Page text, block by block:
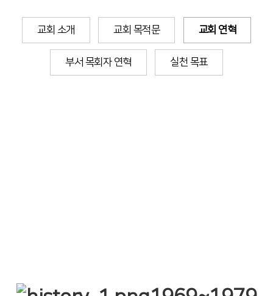
교회 소개 교회 목적문 교회 연혁
부서 목회자 연혁 실천 목표